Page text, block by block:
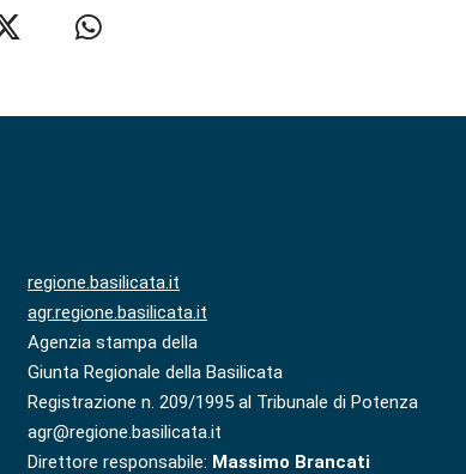
regione.basilicata.it
agr.regione.basilicata.it
Agenzia stampa della
Giunta Regionale della Basilicata
Registrazione n. 209/1995 al Tribunale di Potenza
agr@regione.basilicata.it
Direttore responsabile: Massimo Brancati